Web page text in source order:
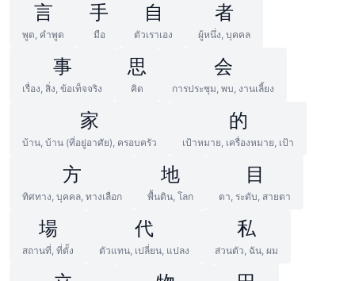
言
พูด, คำพูด
手
มือ
自
ตัวเราเอง
者
ผู้หนึ่ง, บุคคล
事
เรื่อง, สิ่ง, ข้อเท็จจริง
思
คิด
会
การประชุม, พบ, งานเลี้ยง
家
บ้าน, บ้าน (ที่อยู่อาศัย), ครอบครัว
的
เป้าหมาย, เครื่องหมาย, เป้า
方
ทิศทาง, บุคคล, ทางเลือก
地
พื้นดิน, โลก
目
ตา, ระดับ, สายตา
場
สถานที่, ที่ตั้ง
代
ตัวแทน, เปลี่ยน, แปลง
私
ส่วนตัว, ฉัน, ผม